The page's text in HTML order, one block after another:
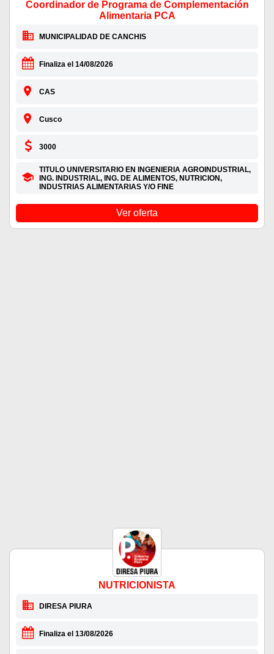
Coordinador de Programa de Complementación
Alimentaria PCA
MUNICIPALIDAD DE CANCHIS
Finaliza el 14/08/2026
CAS
Cusco
3000
TITULO UNIVERSITARIO EN INGENIERIA AGROINDUSTRIAL,
ING. INDUSTRIAL, ING. DE ALIMENTOS, NUTRICION,
INDUSTRIAS ALIMENTARIAS Y/O FINE
Ver oferta
NUTRICIONISTA
DIRESA PIURA
Finaliza el 13/08/2026